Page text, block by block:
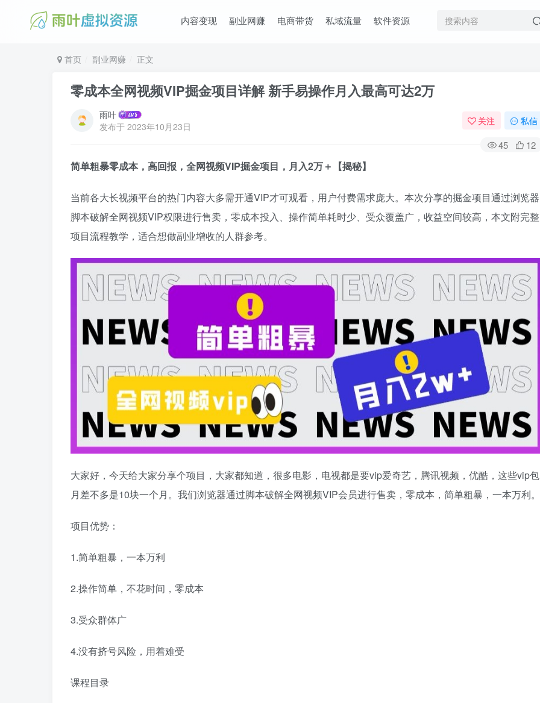
内容变现 副业网赚 电商带货 私域流量 软件资源
首页 副业网赚 正文
零成本全网视频VIP掘金项目详解 新手易操作月入最高可达2万
雨叶
发布于 2023年10月23日 关注 私信
45 12
简单粗暴零成本，高回报，全网视频VIP掘金项目，月入2万＋【揭秘】
当前各大长视频平台的热门内容大多需开通VIP才可观看，用户付费需求庞大。本次分享的掘金项目通过浏览器
脚本破解全网视频VIP权限进行售卖，零成本投入、操作简单耗时少、受众覆盖广，收益空间较高，本文附完整
项目流程教学，适合想做副业增收的人群参考。
大家好，今天给大家分享个项目，大家都知道，很多电影，电视都是要vip爱奇艺，腾讯视频，优酷，这些vip包
月差不多是10块一个月。我们浏览器通过脚本破解全网视频VIP会员进行售卖，零成本，简单粗暴，一本万利。
项目优势：
1.简单粗暴，一本万利
2.操作简单，不花时间，零成本
3.受众群体广
4.没有挤号风险，用着难受
课程目录